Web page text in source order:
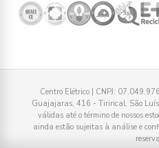
Centro Elétrico | CNPJ:
Guajajaras, 416 - Tirirical, São
válidas até o término de nossos
ainda estão sujeitas à análise e